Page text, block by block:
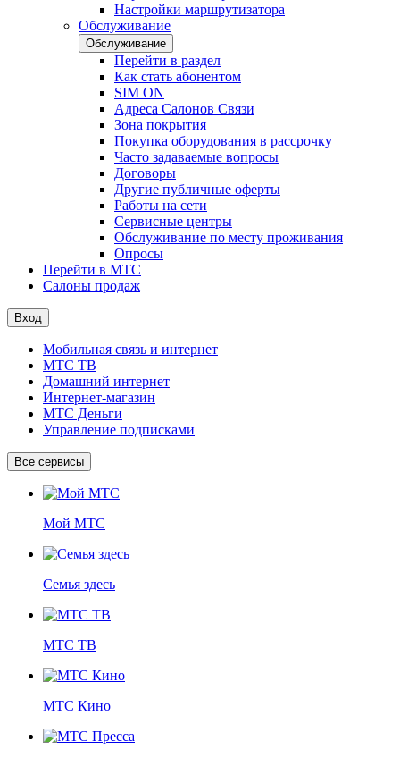
Настройки маршрутизатора
Обслуживание
Обслуживание
Перейти в раздел
Как стать абонентом
SIM ON
Адреса Салонов Связи
Зона покрытия
Покупка оборудования в рассрочку
Часто задаваемые вопросы
Договоры
Другие публичные оферты
Работы на сети
Сервисные центры
Обслуживание по месту проживания
Опросы
Перейти в МТС
Салоны продаж
Вход
Мобильная связь и интернет
МТС ТВ
Домашний интернет
Интернет-магазин
МТС Деньги
Управление подписками
Все сервисы
Мой МТС
Семья здесь
МТС ТВ
МТС Кино